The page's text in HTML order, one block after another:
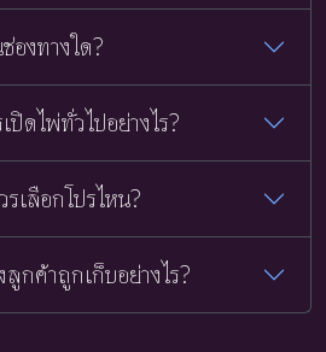
องทางใด?
ปิดไพ่ทั่วไปอย่างไร?
เลือกโปรไหน?
กค้าถูกเก็บอย่างไร?